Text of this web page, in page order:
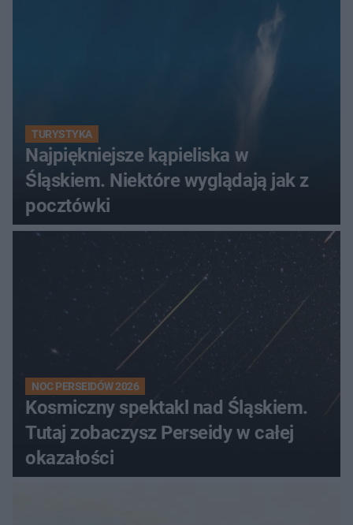
TURYSTYKA
Najpiękniejsze kąpieliska w
Śląskiem. Niektóre wyglądają jak z
pocztówki
NOC PERSEIDÓW 2026
Kosmiczny spektakl nad Śląskiem.
Tutaj zobaczysz Perseidy w całej
okazałości